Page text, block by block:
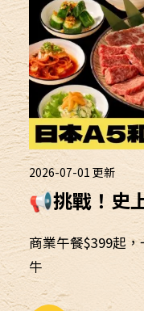
2026-07-01 更新
📢挑戰！史
商業午餐$399起
牛